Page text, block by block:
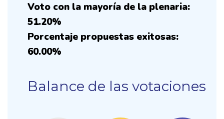
Voto con la mayoría de la plenaria:
51.20%
Porcentaje propuestas exitosas:
60.00%
Balance de las votaciones